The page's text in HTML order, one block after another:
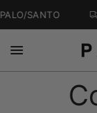
SANTO